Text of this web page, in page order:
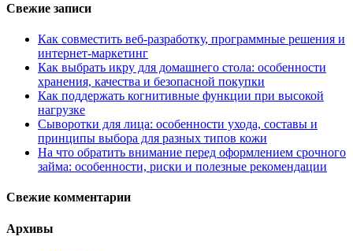
Свежие записи
Как совместить веб-разработку, программные решения и
интернет-маркетинг
Как выбрать икру для домашнего стола: особенности
хранения, качества и безопасной покупки
Как поддержать когнитивные функции при высокой
нагрузке
Сыворотки для лица: особенности ухода, составы и
принципы выбора для разных типов кожи
На что обратить внимание перед оформлением срочного
займа: особенности, риски и полезные рекомендации
Свежие комментарии
Архивы